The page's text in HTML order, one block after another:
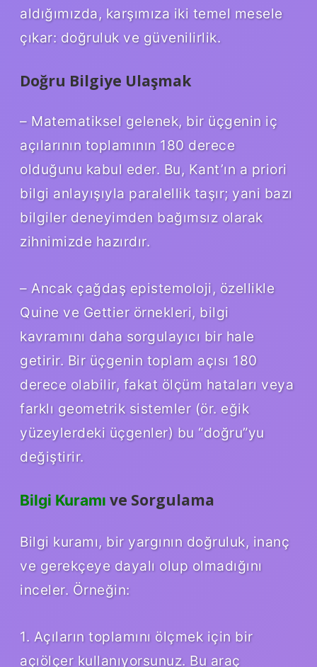
aldığımızda, karşımıza iki temel mesele
çıkar: doğruluk ve güvenilirlik.
Doğru Bilgiye Ulaşmak
– Matematiksel gelenek, bir üçgenin iç
açılarının toplamının 180 derece
olduğunu kabul eder. Bu, Kant’ın a priori
bilgi anlayışıyla paralellik taşır; yani bazı
bilgiler deneyimden bağımsız olarak
zihnimizde hazırdır.
– Ancak çağdaş epistemoloji, özellikle
Quine ve Gettier örnekleri, bilgi
kavramını daha sorgulayıcı bir hale
getirir. Bir üçgenin toplam açısı 180
derece olabilir, fakat ölçüm hataları veya
farklı geometrik sistemler (ör. eğik
yüzeylerdeki üçgenler) bu “doğru”yu
değiştirir.
Bilgi Kuramı ve Sorgulama
Bilgi kuramı, bir yargının doğruluk, inanç
ve gerekçeye dayalı olup olmadığını
inceler. Örneğin:
1. Açıların toplamını ölçmek için bir
açıölçer kullanıyorsunuz. Bu araç